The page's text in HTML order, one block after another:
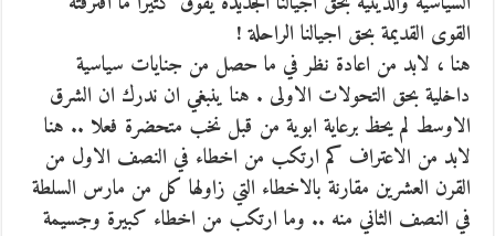
القوى القديمة بحق اجيالنا الراحلة !
هنا ، لابد من اعادة نظر في ما حصل من جنايات سياسية
داخلية بحق التحولات الاولى . هنا ينبغي ان ندرك ان الشرق
الاوسط لم يحظ برعاية ابوية من قبل نخب متحضرة فعلا .. هنا
لابد من الاعتراف كم ارتكب من اخطاء في النصف الاول من
القرن العشرين مقارنة بالاخطاء التي زاولها كل من مارس السلطة
في النصف الثاني منه .. وما ارتكب من اخطاء كبيرة وجسيمة